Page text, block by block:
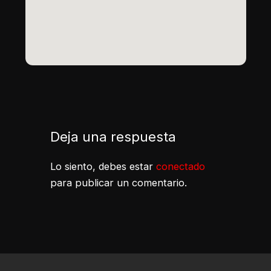
Deja una respuesta
Lo siento, debes estar conectado
para publicar un comentario.